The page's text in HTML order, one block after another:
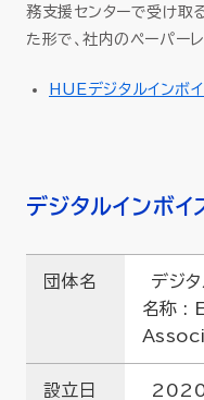
務支援センターで受け取
た形で、社内のペーパー
HUEデジタルインボ
デジタルインボ
団体名
デジ
名称 :
設立日